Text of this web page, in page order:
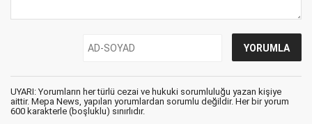
UYARI: Yorumların her türlü cezai ve hukuki sorumluluğu yazan kişiye
aittir. Mepa News, yapılan yorumlardan sorumlu değildir. Her bir yorum
600 karakterle (boşluklu) sınırlıdır.